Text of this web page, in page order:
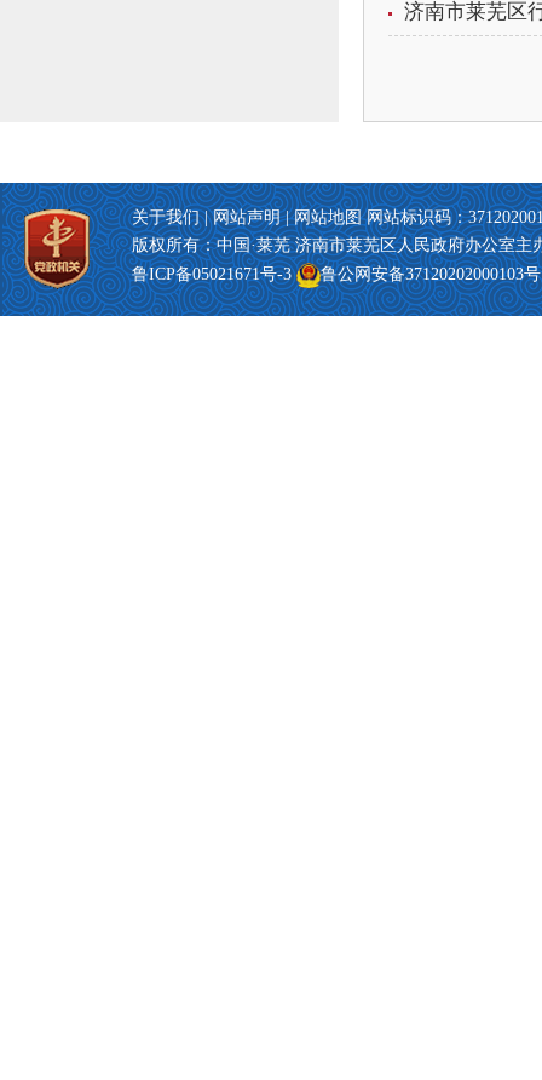
济南市莱芜区
关于我们|网站声明|网站地图网站标识码：
版权所有：中国·莱芜 济南市莱芜区人民政府办公室主
鲁ICP备05021671号-3
鲁公网安备37120202000103